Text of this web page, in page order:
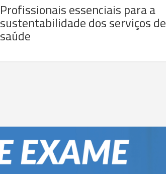
Profissionais essenciais para a
sustentabilidade dos serviços de
saúde